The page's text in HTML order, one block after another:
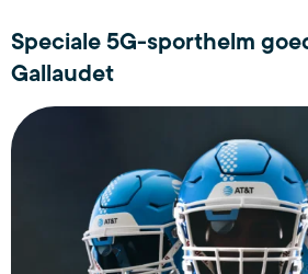
Speciale 5G-sporthelm
Gallaudet